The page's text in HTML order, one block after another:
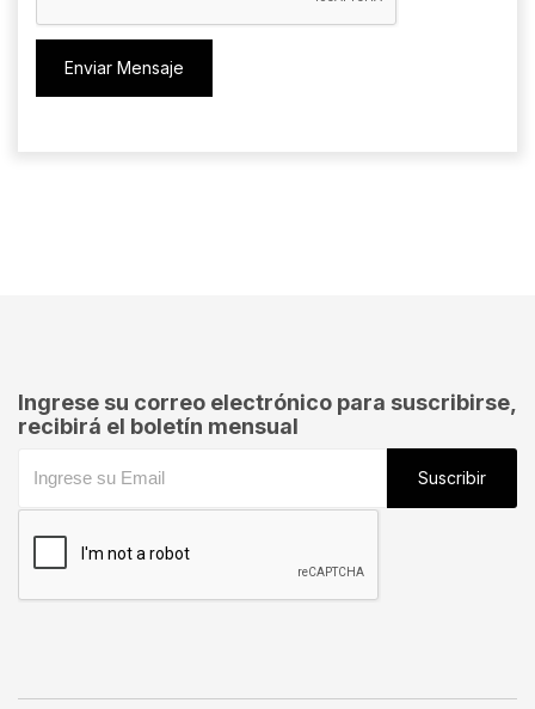
Enviar Mensaje
Ingrese su correo electrónico para suscribirse,
recibirá el boletín mensual
Suscribir